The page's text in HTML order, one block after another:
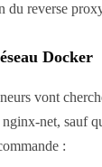
du reverse
Docker
vont
net, sauf
: